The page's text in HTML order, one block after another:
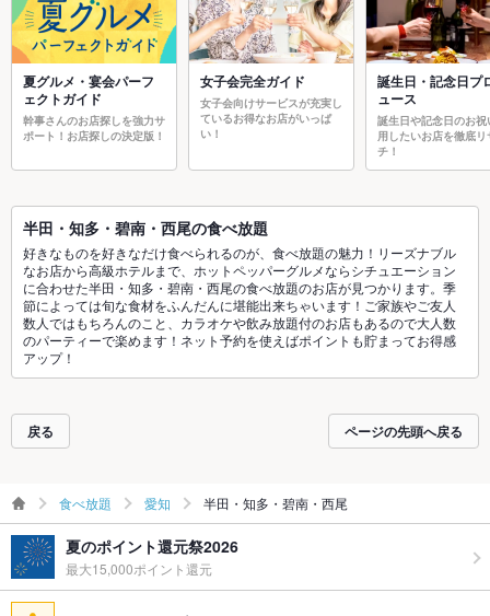
夏グルメ・宴会パーフ
ェクトガイド
幹事さんのお店探しを強力サ
ポート！お店探しの決定版！
女子会完全ガイド
女子会向けサービスが充実し
ているお得なお店がいっぱ
い！
誕生日・記念日プ
ュース
誕生日や記念日のお祝
用したいお店を徹底リ
チ！
半田・知多・碧南・西尾の食べ放題
好きなものを好きなだけ食べられるのが、食べ放題の魅力！リーズナブル
なお店から高級ホテルまで、ホットペッパーグルメならシチュエーション
に合わせた半田・知多・碧南・西尾の食べ放題のお店が見つかります。季
節によっては旬な食材をふんだんに堪能出来ちゃいます！ご家族やご友人
数人ではもちろんのこと、カラオケや飲み放題付のお店もあるので大人数
のパーティーで楽めます！ネット予約を使えばポイントも貯まってお得感
アップ！
戻る ページの先頭へ戻る
食べ放題 愛知 半田・知多・碧南・西尾
夏のポイント還元祭2026
最大15,000ポイント還元